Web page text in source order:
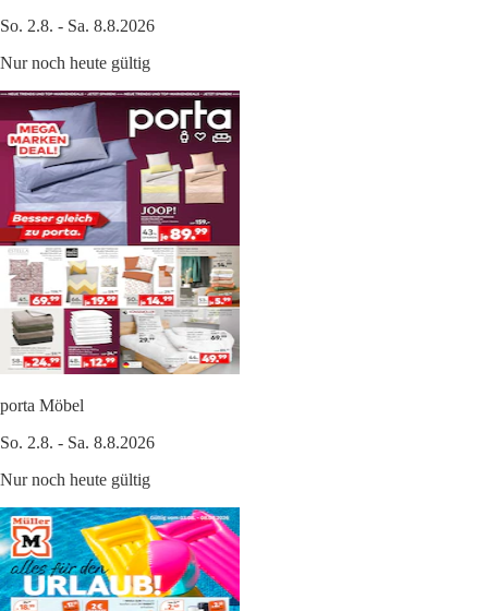
So. 2.8. - Sa. 8.8.2026
Nur noch heute gültig
porta Möbel
So. 2.8. - Sa. 8.8.2026
Nur noch heute gültig